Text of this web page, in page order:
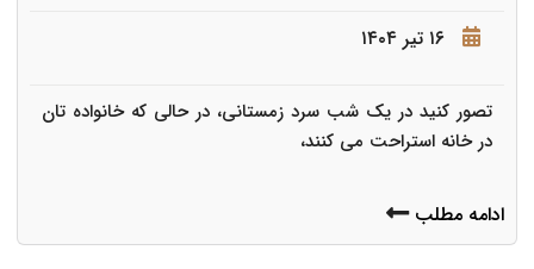
۱۶ تیر ۱۴۰۴
تصور کنید در یک شب سرد زمستانی، در حالی که خانواده تان
در خانه استراحت می کنند،
ادامه مطلب